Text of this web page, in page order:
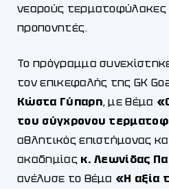
νεαρούς τερματοφύλακες
προπονητές.
Το πρόγραμμα
τον επικεφαλής της GK
Κώστα Γύπαρη, με θέμα
του σύγχρονου
αθλητικός επιστήμονας
ακαδημίας κ. Λεωνίδας
ανέλυσε το θέμα «Η αξία